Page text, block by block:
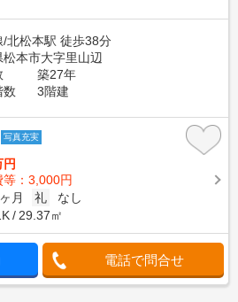
/北松本駅 徒歩38分
本市大字里山辺
築27年
数
3階建
写真充実
円
等：3,000円
月 礼
なし
29.37㎡
電話で問合せ